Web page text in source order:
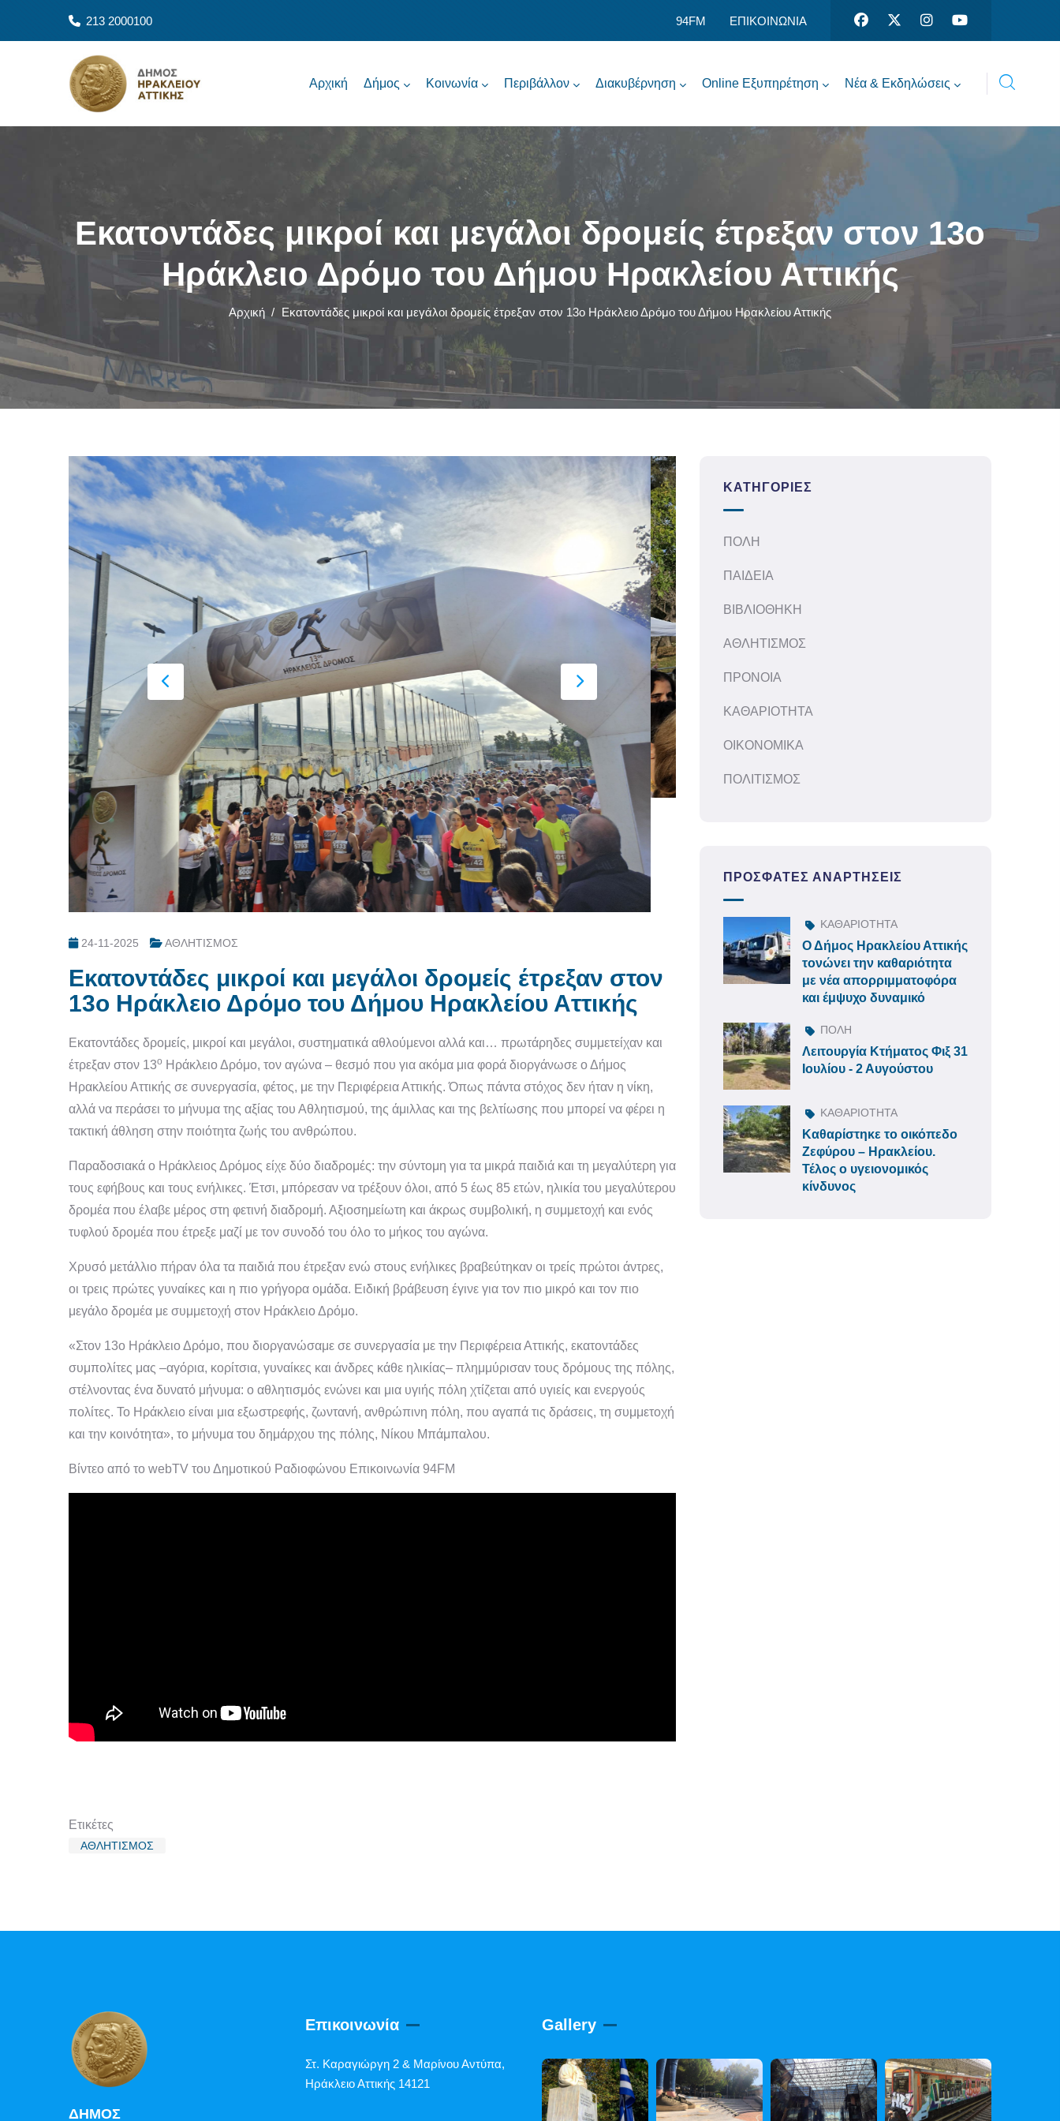
213 2000100 94FM ΕΠΙΚΟΙΝΩΝΙΑ
Αρχική Δήμος Κοινωνία Περιβάλλον Διακυβέρνηση Online Εξυπηρέτηση Νέα & Εκδηλώσεις
Εκατοντάδες μικροί και μεγάλοι δρομείς έτρεξαν στον 13ο
Ηράκλειο Δρόμο του Δήμου Ηρακλείου Αττικής
Αρχική / Εκατοντάδες μικροί και μεγάλοι δρομείς έτρεξαν στον 13ο Ηράκλειο Δρόμο του Δήμου Ηρακλείου Αττικής
24-11-2025 ΑΘΛΗΤΙΣΜΟΣ
Εκατοντάδες μικροί και μεγάλοι δρομείς έτρεξαν στον
13ο Ηράκλειο Δρόμο του Δήμου Ηρακλείου Αττικής
Εκατοντάδες δρομείς, μικροί και μεγάλοι, συστηματικά αθλούμενοι αλλά και… πρωτάρηδες συμμετείχαν και
έτρεξαν στον 13ο Ηράκλειο Δρόμο, τον αγώνα – θεσμό που για ακόμα μια φορά διοργάνωσε ο Δήμος
Ηρακλείου Αττικής σε συνεργασία, φέτος, με την Περιφέρεια Αττικής. Όπως πάντα στόχος δεν ήταν η νίκη,
αλλά να περάσει το μήνυμα της αξίας του Αθλητισμού, της άμιλλας και της βελτίωσης που μπορεί να φέρει η
τακτική άθληση στην ποιότητα ζωής του ανθρώπου.
Παραδοσιακά ο Ηράκλειος Δρόμος είχε δύο διαδρομές: την σύντομη για τα μικρά παιδιά και τη μεγαλύτερη για
τους εφήβους και τους ενήλικες. Έτσι, μπόρεσαν να τρέξουν όλοι, από 5 έως 85 ετών, ηλικία του μεγαλύτερου
δρομέα που έλαβε μέρος στη φετινή διαδρομή. Αξιοσημείωτη και άκρως συμβολική, η συμμετοχή και ενός
τυφλού δρομέα που έτρεξε μαζί με τον συνοδό του όλο το μήκος του αγώνα.
Χρυσό μετάλλιο πήραν όλα τα παιδιά που έτρεξαν ενώ στους ενήλικες βραβεύτηκαν οι τρείς πρώτοι άντρες,
οι τρεις πρώτες γυναίκες και η πιο γρήγορα ομάδα. Ειδική βράβευση έγινε για τον πιο μικρό και τον πιο
μεγάλο δρομέα με συμμετοχή στον Ηράκλειο Δρόμο.
«Στον 13ο Ηράκλειο Δρόμο, που διοργανώσαμε σε συνεργασία με την Περιφέρεια Αττικής, εκατοντάδες
συμπολίτες μας –αγόρια, κορίτσια, γυναίκες και άνδρες κάθε ηλικίας– πλημμύρισαν τους δρόμους της πόλης,
στέλνοντας ένα δυνατό μήνυμα: ο αθλητισμός ενώνει και μια υγιής πόλη χτίζεται από υγιείς και ενεργούς
πολίτες. Το Ηράκλειο είναι μια εξωστρεφής, ζωντανή, ανθρώπινη πόλη, που αγαπά τις δράσεις, τη συμμετοχή
και την κοινότητα», το μήνυμα του δημάρχου της πόλης, Νίκου Μπάμπαλου.
Βίντεο από το webTV του Δημοτικού Ραδιοφώνου Επικοινωνία 94FM
Ετικέτες
ΑΘΛΗΤΙΣΜΟΣ
ΚΑΤΗΓΟΡΊΕΣ
ΠΟΛΗ
ΠΑΙΔΕΙΑ
ΒΙΒΛΙΟΘΗΚΗ
ΑΘΛΗΤΙΣΜΟΣ
ΠΡΟΝΟΙΑ
ΚΑΘΑΡΙΟΤΗΤΑ
ΟΙΚΟΝΟΜΙΚΑ
ΠΟΛΙΤΙΣΜΟΣ
ΠΡΌΣΦΑΤΕΣ ΑΝΑΡΤΉΣΕΙΣ
ΚΑΘΑΡΙΟΤΗΤΑ
Ο Δήμος Ηρακλείου Αττικής
τονώνει την καθαριότητα
με νέα απορριμματοφόρα
και έμψυχο δυναμικό
ΠΟΛΗ
Λειτουργία Κτήματος Φιξ 31
Ιουλίου - 2 Αυγούστου
ΚΑΘΑΡΙΟΤΗΤΑ
Καθαρίστηκε το οικόπεδο
Ζεφύρου – Ηρακλείου.
Τέλος ο υγειονομικός
κίνδυνος
ΔΗΜΟΣ
Επικοινωνία
Στ. Καραγιώργη 2 & Μαρίνου Αντύπα,
Ηράκλειο Αττικής 14121
Gallery